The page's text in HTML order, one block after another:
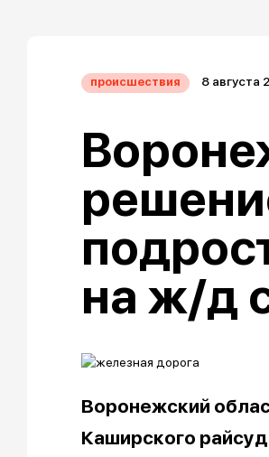
происшествия 8 августа
на ж/д
Воронежский
Каширского